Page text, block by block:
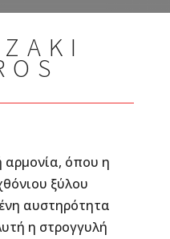
αρμονία, όπου η
ξύλου
αυστηρότητα
η στρογγυλή